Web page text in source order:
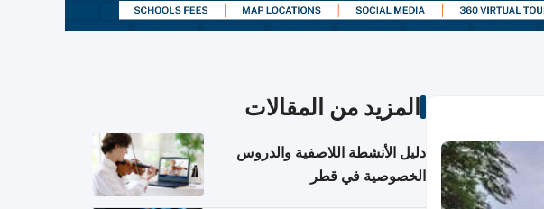
المزيد من المقالات
دليل الأنشطة اللاصفية والدروس
الخصوصية في قطر